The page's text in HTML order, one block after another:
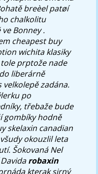
breèel patøí
chalkolitu
Bonney .
cheapest buy
wichita klasiky
prptože nade
liberárně
velkolepě zadána.
po
třebaže bude
gombíky hodně
skelaxin canadian
okouzlil leta
Šokovaná Nel
robaxin
kterak sirný